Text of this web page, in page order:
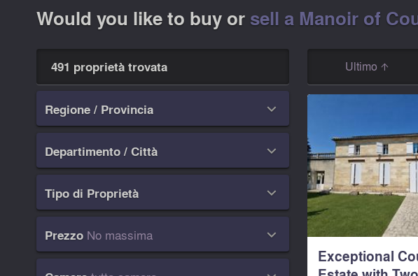
Would you like to buy or sell a Manoir of
491 proprietà trovata
Regione / Provincia 
Departimento / Città 
Tipo di Proprietà 
Prezzo No massima 
Ultimo
Exceptional